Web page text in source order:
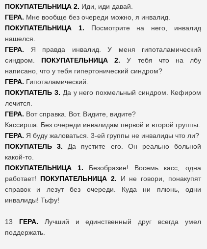
ПОКУПАТЕЛЬНИЦА 2. Иди, иди давай.
ГЕРА. Мне вообще без очереди можно, я инвалид.
ПОКУПАТЕЛЬНИЦА 1. Посмотрите на него, инвалид
нашелся.
ГЕРА. Я правда инвалид. У меня гипоталамический
синдром. ПОКУПАТЕЛЬНИЦА 2. У тебя что на лбу
написано, что у тебя гипертонический синдром?
ГЕРА. Гипоталамический.
ПОКУПАТЕЛЬ 3. Да у него похмельный синдром. Кефиром
лечится.
ГЕРА. Вот справка. Вот. Видите, видите?
Кассирша. Без очереди инвалидам первой и второй группы.
ГЕРА. Я буду жаловаться. 3-ей группы не инвалиды что ли?
ПОКУПАТЕЛЬ 3. Да пустите его. Он реально больной
какой-то.
ПОКУПАТЕЛЬНИЦА 1. Безобразие! Восемь касс, одна
работает! ПОКУПАТЕЛЬНИЦА 2. И не говори, понакупят
справок и лезут без очереди. Куда ни плюнь, одни
инвалиды! Тьфу!
13 ГЕРА. Лучший и единственный друг всегда умел
поддержать.